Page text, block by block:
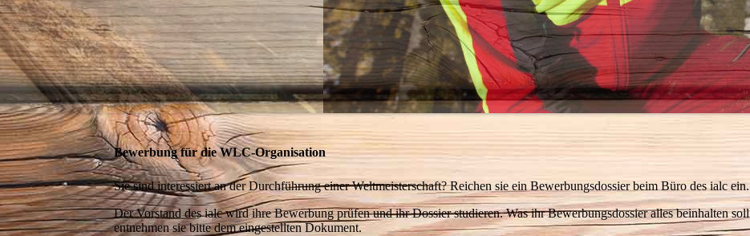
Bewerbung für die WLC-Organisation
Sie sind interessiert an der Durchführung einer Weltmeisterschaft? Reichen sie ein Bewerbungsdossier beim Büro des ialc ein.
Der Vorstand des ialc wird ihre Bewerbung prüfen und ihr Dossier studieren. Was ihr Bewerbungsdossier alles beinhalten soll
entnehmen sie bitte dem eingestellten Dokument.